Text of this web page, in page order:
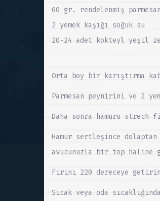
60 gr. rendelenmiş
2 yemek kaşığı soğuk su
20-24 adet kokteyl yeşil
Orta boy bir karıştırma
Parmesan peynirini ve 2
Daha sonra hamuru strech
Hamur sertleşince
avucunuzla bir top haline
Fırını 220 dereceye
Sıcak veya oda